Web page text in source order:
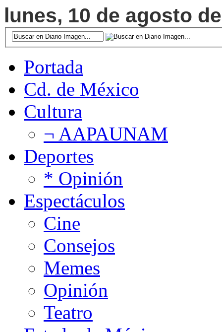
lunes, 10 de agosto
Portada
Cd. de México
Cultura
¬ AAPAUNAM
Deportes
* Opinión
Espectáculos
Cine
Consejos
Memes
Opinión
Teatro